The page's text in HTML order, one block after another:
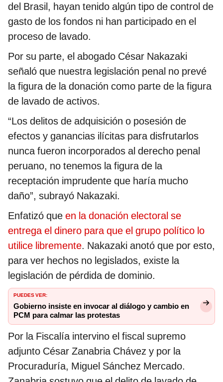
del Brasil, hayan tenido algún tipo de control de
gasto de los fondos ni han participado en el
proceso de lavado.
Por su parte, el abogado César Nakazaki
señaló que nuestra legislación penal no prevé
la figura de la donación como parte de la figura
de lavado de activos.
“Los delitos de adquisición o posesión de
efectos y ganancias ilícitas para disfrutarlos
nunca fueron incorporados al derecho penal
peruano, no tenemos la figura de la
receptación imprudente que haría mucho
daño”, subrayó Nakazaki.
Enfatizó que en la donación electoral se
entrega el dinero para que el grupo político lo
utilice libremente. Nakazaki anotó que por esto,
para ver hechos no legislados, existe la
legislación de pérdida de dominio.
PUEDES VER:
Gobierno insiste en invocar al diálogo y cambio en
PCM para calmar las protestas
Por la Fiscalía intervino el fiscal supremo
adjunto César Zanabria Chávez y por la
Procuraduría, Miguel Sánchez Mercado.